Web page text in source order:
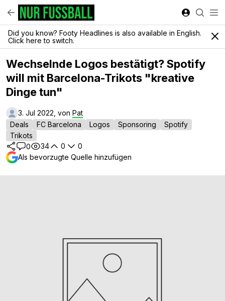
Did you know? Footy Headlines is also available in English.
Click here to switch.
Wechselnde Logos bestätigt? Spotify
will mit Barcelona-Trikots "kreative
Dinge tun"
3. Jul 2022, von Pat
Deals
FC Barcelona Logos Sponsoring
Spotify
Trikots
0
34 0
0
Als bevorzugte Quelle hinzufügen